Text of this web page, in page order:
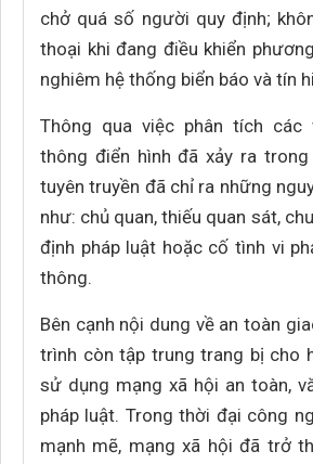
chở quá số người quy định;
thoại khi đang điều khiển
nghiêm hệ thống biển báo và tín
Thông qua việc phân tích các
thông điển hình đã xảy ra
tuyên truyền đã chỉ ra những
như: chủ quan, thiếu quan sát,
định pháp luật hoặc cố tình vi
thông.
Bên cạnh nội dung về an toàn
trình còn tập trung trang bị cho
sử dụng mạng xã hội an toàn,
pháp luật. Trong thời đại công
mạnh mẽ, mạng xã hội đã trở